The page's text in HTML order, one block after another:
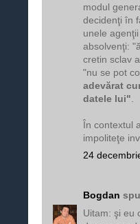
modul
decidenţi în
unele
absolvenţi:
cretin sclav
"nu se pot
adevărat
datele lui"
În contextul
impoliteţe
24
Bogdan
Uitam: şi eu